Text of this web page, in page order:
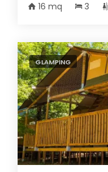
16 mq 3
GLAMPING